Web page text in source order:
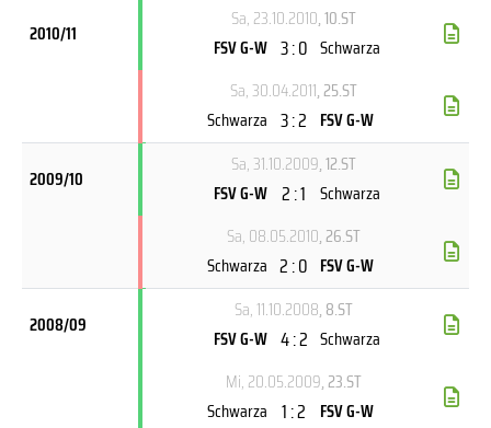
2010/11
Sa, 23.10.2010, 10.ST
FSV G-W 3 : 0 Schwarza
Sa, 30.04.2011, 25.ST
Schwarza 3 : 2 FSV G-W
2009/10
Sa, 31.10.2009, 12.ST
FSV G-W 2 : 1 Schwarza
Sa, 08.05.2010, 26.ST
Schwarza 2 : 0 FSV G-W
2008/09
Sa, 11.10.2008, 8.ST
FSV G-W 4 : 2 Schwarza
Mi, 20.05.2009, 23.ST
Schwarza 1 : 2 FSV G-W